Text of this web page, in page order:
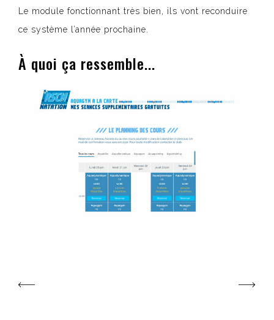
Le module fonctionnant très bien, ils vont reconduire
ce système l’année prochaine.
À quoi ça ressemble...